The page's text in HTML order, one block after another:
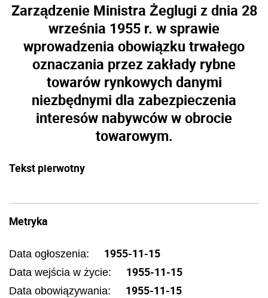
Zarządzenie Ministra Żeglugi z dnia 28
września 1955 r. w sprawie
wprowadzenia obowiązku trwałego
oznaczania przez zakłady rybne
towarów rynkowych danymi
niezbędnymi dla zabezpieczenia
interesów nabywców w obrocie
towarowym.
Tekst pierwotny
Metryka
Data ogłoszenia: 1955-11-15
Data wejścia w życie: 1955-11-15
Data obowiązywania: 1955-11-15